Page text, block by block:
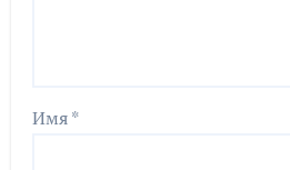
Имя*